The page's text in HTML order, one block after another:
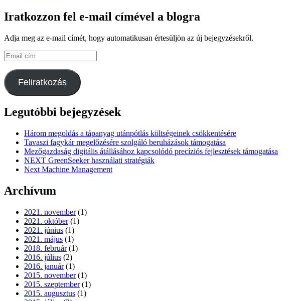
Iratkozzon fel e-mail címével a blogra
Adja meg az e-mail címét, hogy automatikusan értesüljön az új bejegyzésekről.
Email
cím
Feliratkozás
Legutóbbi bejegyzések
Három megoldás a tápanyag utánpótlás költségeinek csökkentésére
Tavaszi fagykár megelőzésére szolgáló beruházások támogatása
Mezőgazdaság digitális átállásához kapcsolódó precíziós fejlesztések támogatása
NEXT GreenSeeker használati stratégiák
Next Machine Management
Archívum
2021. november(1)
2021. október(1)
2021. június (1)
2021. május (1)
2018. február(1)
2016. július (2)
2016. január(1)
2015. november(1)
2015. szeptember(1)
2015. augusztus (1)